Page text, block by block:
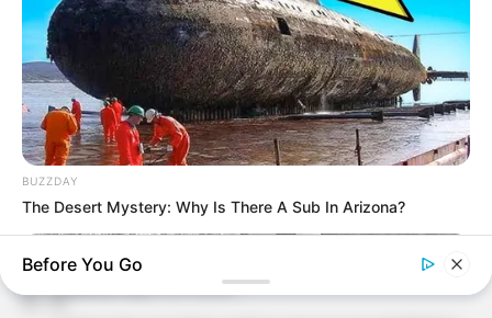
necessidades especiais e colocamos em pratica
tuas ideias!!!!
Wilma Fagundes há 12 anos
Lindo trabalho, parabéns, bjos
Darcy oliveira
Boa ideia obrigada
há 12 anos
BUZZDAY
The Desert Mystery: Why Is There A Sub In Arizona?
Before You Go